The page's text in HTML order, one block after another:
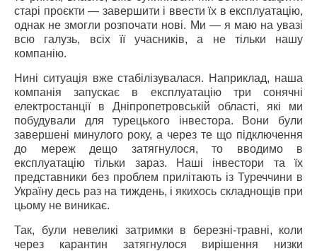
старі проєкти — завершити і ввести їх в експлуатацію,
однак не змогли розпочати нові. Ми — я маю на увазі
всю галузь, всіх її учасників, а не тільки нашу
компанію.
Нині ситуація вже стабілізувалася. Наприклад, наша
компанія запускає в експлуатацію три сонячні
електростанції в Дніпропетровській області, які ми
побудували для турецького інвестора. Вони були
завершені минулого року, а через те що підключення
до мереж дещо затягнулося, то вводимо в
експлуатацію тільки зараз. Наші інвестори та їх
представники без проблем прилітають із Туреччини в
Україну десь раз на тиждень, і якихось складнощів при
цьому не виникає.
Так, були невеликі затримки в березні-травні, коли
через карантин затягнулося вирішення низки